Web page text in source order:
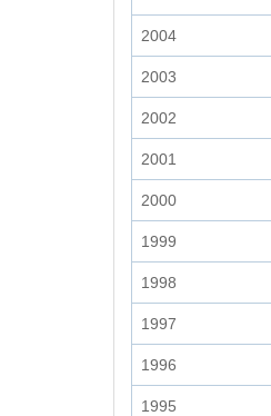
2004
2003
2002
2001
2000
1999
1998
1997
1996
1995